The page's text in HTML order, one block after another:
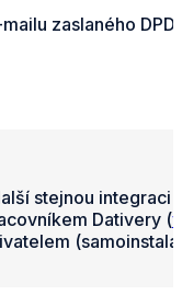
zaslaného
stejnou integraci
Dativery (